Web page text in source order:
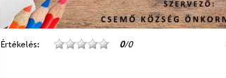
Értékelés: 0/0